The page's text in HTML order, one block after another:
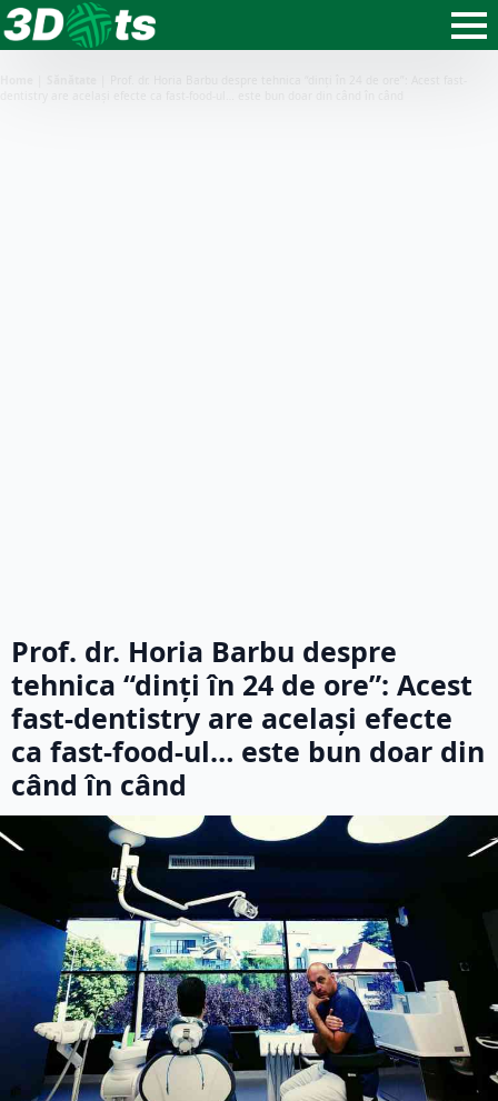
Prof. dr. Horia Barbu despre
tehnica “dinți în 24 de ore”: Acest
fast-dentistry are același efecte
ca fast-food-ul… este bun doar din
când în când